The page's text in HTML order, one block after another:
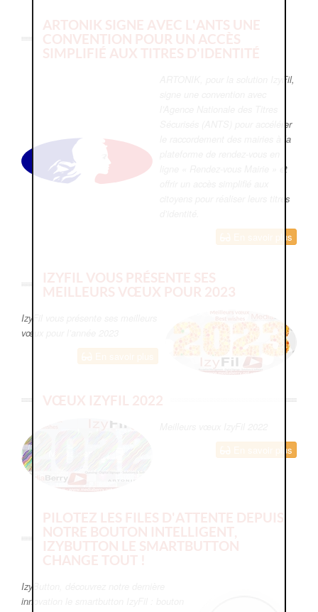
ARTONIK SIGNE AVEC L'ANTS UNE
CONVENTION POUR UN ACCÈS
SIMPLIFIÉ AUX TITRES D'IDENTITÉ
ARTONIK, pour la solution IzyFil,
Sécurisés (ANTS) pour accélérer
le raccordement des mairies à la
ligne « Rendez-vous Mairie » et
citoyens pour réaliser leurs titres
En savoir plus
IZYFIL VOUS PRÉSENTE SES
MEILLEURS VŒUX POUR 2023
IzyFil vous présente ses meilleurs
vœux pour l’année 2023
VŒUX IZYFIL 2022
En savoir plus
PILOTEZ LES FILES D'ATTENTE DEPUIS
NOTRE BOUTON INTELLIGENT,
IZYBUTTON LE SMARTBUTTON
CHANGE TOUT !
IzyButton, découvrez notre dernière
innovation le smartbutton IzyFil : bouton